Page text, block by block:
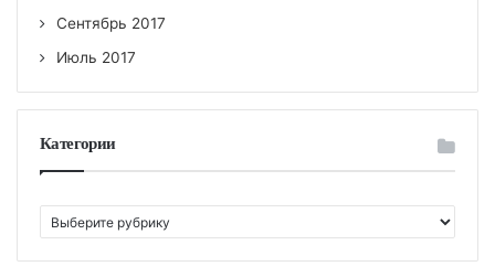
Сентябрь 2017
Июль 2017
Категории
а
т